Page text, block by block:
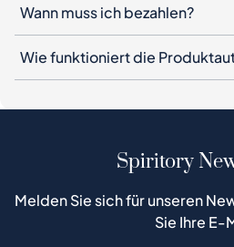
Wann muss ich bezahlen?
Wie funktioniert die
Spiritory
Melden Sie sich für unseren
Sie Ihre E-